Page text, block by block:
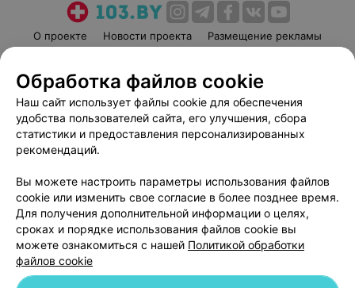
О проекте Новости проекта
Размещение рекламы
Пользовательское соглашение
Способы оплаты
Вакансии
Партнеры
Написать руководителю 103.by
Обработка персональных данных
Обработка файлов cookie
Наш сайт использует файлы cookie для обеспечения
удобства пользователей сайта, его улучшения, сбора
статистики и предоставления персонализированных
рекомендаций.
Вы можете настроить параметры использования файлов
cookie или изменить свое согласие в более позднее время.
Для получения дополнительной информации о целях,
сроках и порядке использования файлов cookie вы
можете ознакомиться с нашей Политикой обработки
файлов cookie